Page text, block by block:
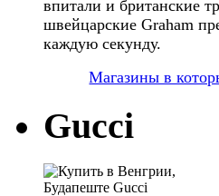
впитали и британские
швейцарские Graham
каждую секунду.
Магазины в
Gucci